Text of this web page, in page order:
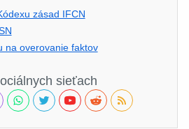
zásad IFCN
na overovanie faktov
sieťach